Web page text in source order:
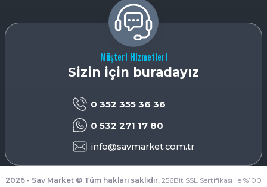
Müşteri Hizmetleri
Sizin için buradayız
0 352 355 36 36
0 532 271 17 80
info@savmarket.com.tr
2026 - Sav Market © Tüm hakları saklıdır. 256Bit SSL Sertifikası ile %100